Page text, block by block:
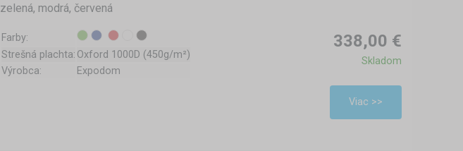
zelená, modrá, červená
Farby:
Strešná plachta: Oxford 1000D (450g/m²)
Výrobca:
Expodom
338,00 €
Skladom
Viac >>